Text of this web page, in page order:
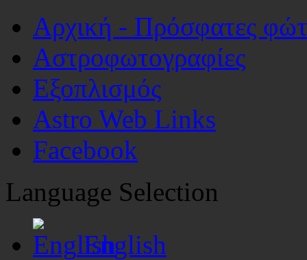
Αρχική - Πρόσφατες
Αστροφωτογραφίες
Εξοπλισμός
Astro Web Links
Facebook
Language Selection
English